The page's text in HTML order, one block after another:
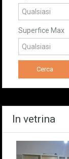
Superfice Max
In vetrina